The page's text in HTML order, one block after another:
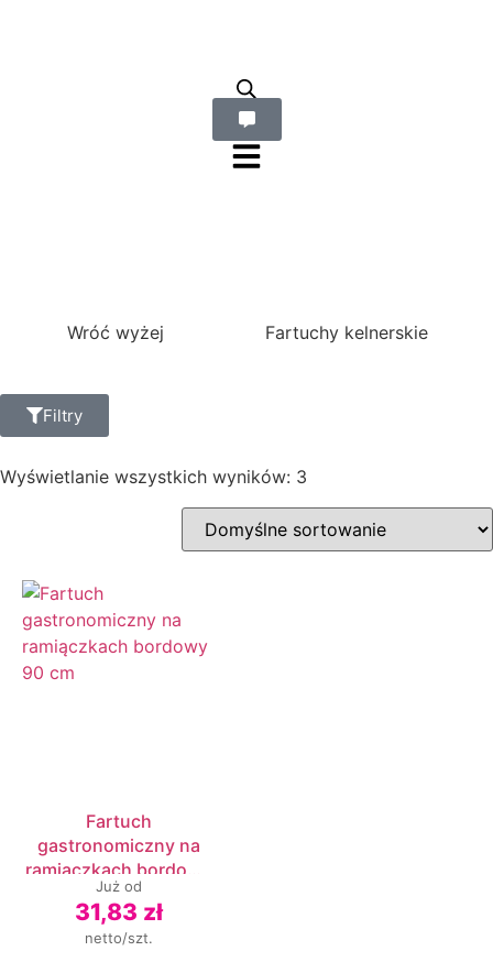
Wróć wyżej Fartuchy kelnerskie
Filtry
Wyświetlanie wszystkich wyników: 3
Fartuch
gastronomiczny na
ramiączkach bordowy
90 cm
Już od
31,83 zł
netto/szt.